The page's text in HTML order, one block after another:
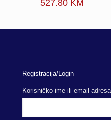
527.80 KM
Registracija/Login
Korisničko ime ili email adresa